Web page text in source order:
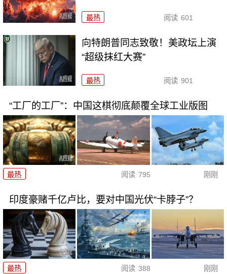
最热 阅读 601
向特朗普同志致敬！美政坛上演
“超级抹红大赛”
最热 阅读 901
“工厂的工厂”：中国这棋彻底颠覆全球工业版图
最热 阅读 795 刚刚
印度豪赌千亿卢比，要对中国光伏“卡脖子”？
最热 阅读 388 刚刚